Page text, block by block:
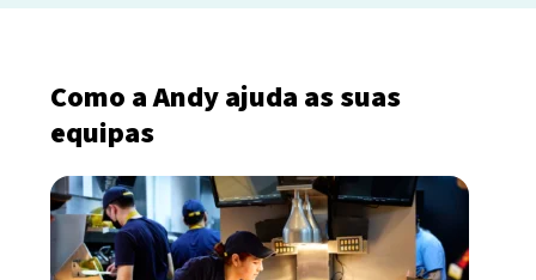
Como a Andy ajuda as suas
equipas